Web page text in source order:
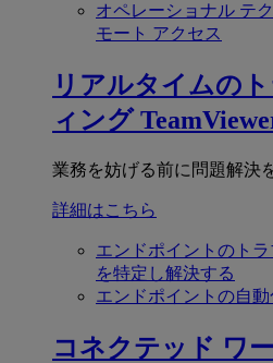
オペレーショナル テ
モート アクセス
リアルタイムの
ィング
業務を妨げる前に問題解決
詳細はこちら
エンドポイントのト
を特定し解決する
エンドポイントの自動
コネクテッド ワ